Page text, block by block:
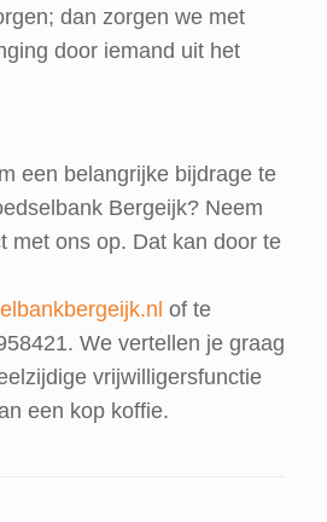
dan zorgen we met
door iemand uit het
een belangrijke bijdrage te
Bergeijk? Neem
met ons op. Dat kan door te
of te
We vertellen je graag
vrijwilligersfunctie
een kop koffie.